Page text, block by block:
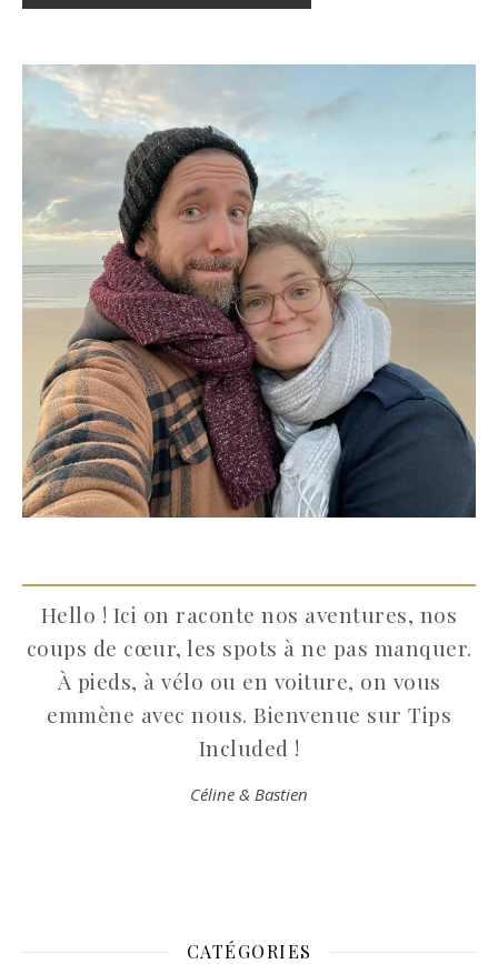
Hello ! Ici on raconte nos aventures, nos
coups de cœur, les spots à ne pas manquer.
À pieds, à vélo ou en voiture, on vous
emmène avec nous. Bienvenue sur Tips
Included !
Céline & Bastien
CATÉGORIES